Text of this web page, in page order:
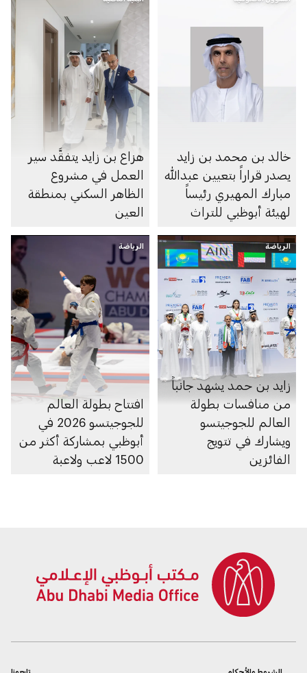
خالد بن محمد بن زايد
يصدر قراراً بتعيين عبدالله
مبارك المهيري رئيساً
لهيئة أبوظبي للتراث
هزاع بن زايد يتفقَّد سير
العمل في مشروع
الظاهر السكني بمنطقة
العين
الرياضة
زايد بن حمد يشهد جانباً
من منافسات بطولة
العالم للجوجيتسو
ويشارك في تتويج
الفائزين
الرياضة
افتتاح بطولة العالم
للجوجيتسو 2026 في
أبوظبي بمشاركة أكثر من
1500 لاعب ولاعبة